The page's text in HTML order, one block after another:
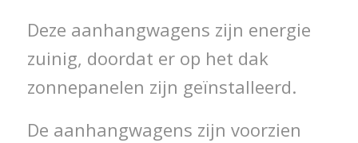
Deze aanhangwagens zijn energie
zuinig, doordat er op het dak
zonnepanelen zijn geïnstalleerd.
De aanhangwagens zijn voorzien